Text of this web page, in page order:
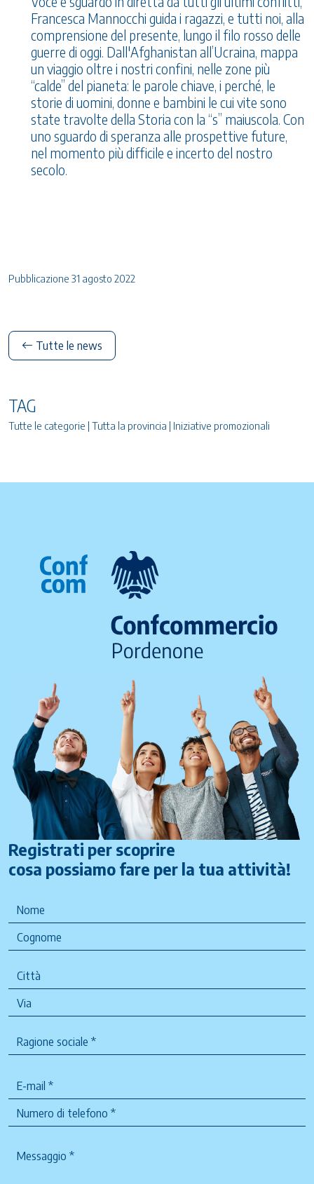
Francesca Mannocchi guida i ragazzi, e tutti noi, alla
comprensione del presente, lungo il filo rosso delle
guerre di oggi. Dall'Afghanistan all’Ucraina, mappa
un viaggio oltre i nostri confini, nelle zone più
“calde” del pianeta: le parole chiave, i perché, le
storie di uomini, donne e bambini le cui vite sono
state travolte della Storia con la “s” maiuscola. Con
uno sguardo di speranza alle prospettive future,
nel momento più difficile e incerto del nostro
secolo.
Pubblicazione 31 agosto 2022
Tutte le news
TAG
Tutte le categorie | Tutta la provincia | Iniziative promozionali
Registrati per scoprire
cosa possiamo fare per la tua attività!